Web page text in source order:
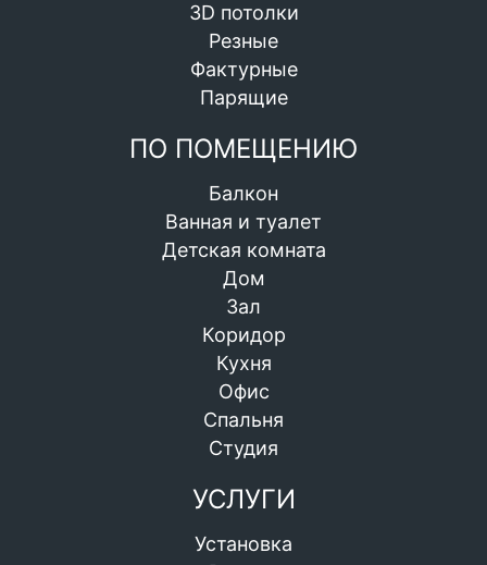
3D потолки
Резные
Фактурные
Парящие
ПО ПОМЕЩЕНИЮ
Балкон
Ванная и туалет
Детская комната
Дом
Зал
Коридор
Кухня
Офис
Спальня
Студия
УСЛУГИ
Установка